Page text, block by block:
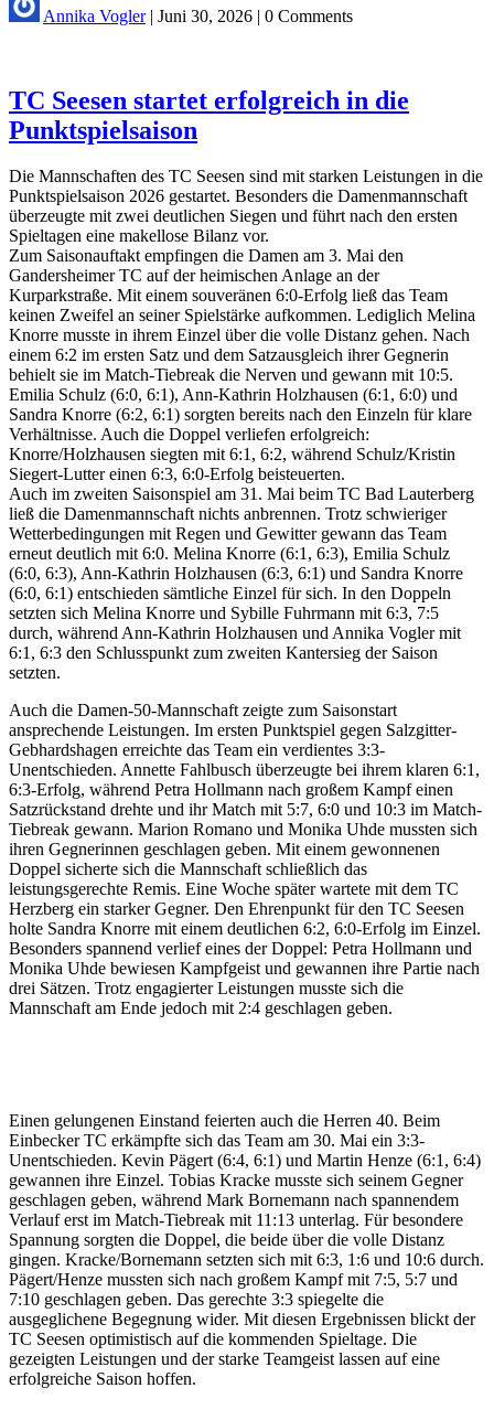
Annika Vogler| Juni 30, 2026 | 0 Comments
TC Seesen startet erfolgreich in die
Punktspielsaison
Die Mannschaften des TC Seesen sind mit starken Leistungen in die
Punktspielsaison 2026 gestartet. Besonders die Damenmannschaft
überzeugte mit zwei deutlichen Siegen und führt nach den ersten
Spieltagen eine makellose Bilanz vor.
Zum Saisonauftakt empfingen die Damen am 3. Mai den
Gandersheimer TC auf der heimischen Anlage an der
Kurparkstraße. Mit einem souveränen 6:0-Erfolg ließ das Team
keinen Zweifel an seiner Spielstärke aufkommen. Lediglich Melina
Knorre musste in ihrem Einzel über die volle Distanz gehen. Nach
einem 6:2 im ersten Satz und dem Satzausgleich ihrer Gegnerin
behielt sie im Match-Tiebreak die Nerven und gewann mit 10:5.
Emilia Schulz (6:0, 6:1), Ann-Kathrin Holzhausen (6:1, 6:0) und
Sandra Knorre (6:2, 6:1) sorgten bereits nach den Einzeln für klare
Verhältnisse. Auch die Doppel verliefen erfolgreich:
Knorre/Holzhausen siegten mit 6:1, 6:2, während Schulz/Kristin
Siegert-Lutter einen 6:3, 6:0-Erfolg beisteuerten.
Auch im zweiten Saisonspiel am 31. Mai beim TC Bad Lauterberg
ließ die Damenmannschaft nichts anbrennen. Trotz schwieriger
Wetterbedingungen mit Regen und Gewitter gewann das Team
erneut deutlich mit 6:0. Melina Knorre (6:1, 6:3), Emilia Schulz
(6:0, 6:3), Ann-Kathrin Holzhausen (6:3, 6:1) und Sandra Knorre
(6:0, 6:1) entschieden sämtliche Einzel für sich. In den Doppeln
setzten sich Melina Knorre und Sybille Fuhrmann mit 6:3, 7:5
durch, während Ann-Kathrin Holzhausen und Annika Vogler mit
6:1, 6:3 den Schlusspunkt zum zweiten Kantersieg der Saison
setzten.
Auch die Damen-50-Mannschaft zeigte zum Saisonstart
ansprechende Leistungen. Im ersten Punktspiel gegen Salzgitter-
Gebhardshagen erreichte das Team ein verdientes 3:3-
Unentschieden. Annette Fahlbusch überzeugte bei ihrem klaren 6:1,
6:3-Erfolg, während Petra Hollmann nach großem Kampf einen
Satzrückstand drehte und ihr Match mit 5:7, 6:0 und 10:3 im Match-
Tiebreak gewann. Marion Romano und Monika Uhde mussten sich
ihren Gegnerinnen geschlagen geben. Mit einem gewonnenen
Doppel sicherte sich die Mannschaft schließlich das
leistungsgerechte Remis. Eine Woche später wartete mit dem TC
Herzberg ein starker Gegner. Den Ehrenpunkt für den TC Seesen
holte Sandra Knorre mit einem deutlichen 6:2, 6:0-Erfolg im Einzel.
Besonders spannend verlief eines der Doppel: Petra Hollmann und
Monika Uhde bewiesen Kampfgeist und gewannen ihre Partie nach
drei Sätzen. Trotz engagierter Leistungen musste sich die
Mannschaft am Ende jedoch mit 2:4 geschlagen geben.
Einen gelungenen Einstand feierten auch die Herren 40. Beim
Einbecker TC erkämpfte sich das Team am 30. Mai ein 3:3-
Unentschieden. Kevin Pägert (6:4, 6:1) und Martin Henze (6:1, 6:4)
gewannen ihre Einzel. Tobias Kracke musste sich seinem Gegner
geschlagen geben, während Mark Bornemann nach spannendem
Verlauf erst im Match-Tiebreak mit 11:13 unterlag. Für besondere
Spannung sorgten die Doppel, die beide über die volle Distanz
gingen. Kracke/Bornemann setzten sich mit 6:3, 1:6 und 10:6 durch.
Pägert/Henze mussten sich nach großem Kampf mit 7:5, 5:7 und
7:10 geschlagen geben. Das gerechte 3:3 spiegelte die
ausgeglichene Begegnung wider. Mit diesen Ergebnissen blickt der
TC Seesen optimistisch auf die kommenden Spieltage. Die
gezeigten Leistungen und der starke Teamgeist lassen auf eine
erfolgreiche Saison hoffen.